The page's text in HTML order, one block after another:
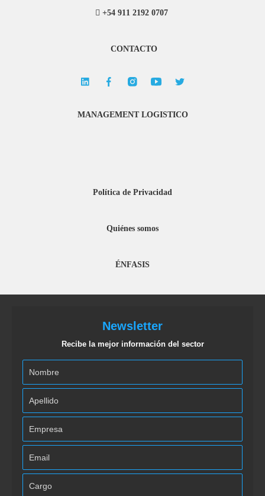
+54 911 2192 0707
CONTACTO
MANAGEMENT LOGISTICO
Política de Privacidad
Quiénes somos
ÉNFASIS
Newsletter
Recibe la mejor información del sector